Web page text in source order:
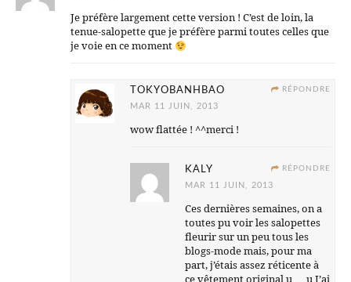
Je préfère largement cette version ! C’est de loin, la
tenue-salopette que je préfère parmi toutes celles que
je voie en ce moment
RÉPONDRE
TOKYOBANHBAO
MAR 11 JUIN, 2013
wow flattée ! ^^merci !
RÉPONDRE
KALY
MAR 11 JUIN, 2013
Ces dernières semaines, on a
toutes pu voir les salopettes
fleurir sur un peu tous les
blogs-mode mais, pour ma
part, j’étais assez réticente à
ce vêtement original u___u J’ai